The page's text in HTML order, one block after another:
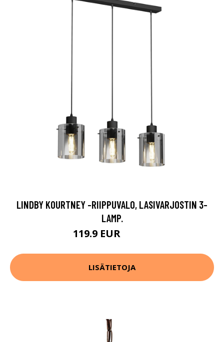
LINDBY KOURTNEY -RIIPPUVALO, LASIVARJOSTIN 3-
LAMP.
119.9 EUR
LISÄTIETOJA